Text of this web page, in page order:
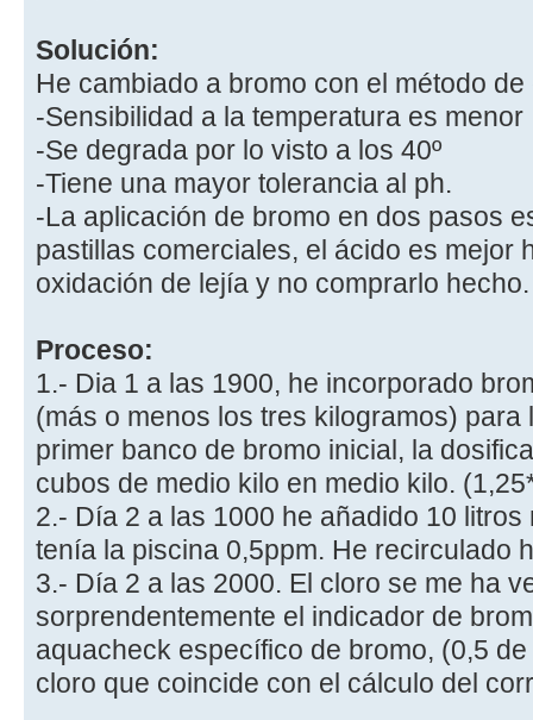
Solución:
He cambiado a bromo con el método
-Sensibilidad a la temperatura es menor
-Se degrada por lo visto a los 40º
-Tiene una mayor tolerancia al ph.
-La aplicación de bromo en dos pasos
pastillas comerciales, el ácido es mejor
oxidación de lejía y no comprarlo hecho.
Proceso:
1.- Dia 1 a las 1900, he incorporado
(más o menos los tres kilogramos) para
primer banco de bromo inicial, la
cubos de medio kilo en medio kilo.
2.- Día 2 a las 1000 he añadido 10
tenía la piscina 0,5ppm. He recirculado
3.- Día 2 a las 2000. El cloro se me ha
sorprendentemente el indicador de
aquacheck específico de bromo, (0,5
cloro que coincide con el cálculo del